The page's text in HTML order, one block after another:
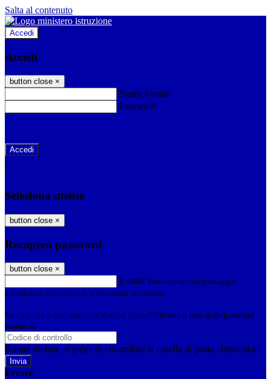
Salta al contenuto
Accedi
Accedi
button close ×
Nome Utente
Password
-
Seleziona utente
button close ×
Recupero password
button close ×
E-mail Verrà inviato un messaggio
all'indirizzo indicato con le istruzioni necessarie.
Non hai una e-mail associata al nome utente? Effettua il reset della password
tramite la
E-mail inviata, si prega di controllare la casella di posta elettronica!
Errore